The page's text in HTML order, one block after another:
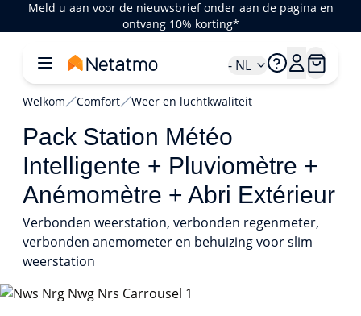
Meld u aan voor de nieuwsbrief onder aan de pagina en
ontvang 10% korting*
- NL
Welkom Comfort Weer en luchtkwaliteit
Pack Station Météo
Intelligente + Pluviomètre +
Anémomètre + Abri Extérieur
Verbonden weerstation, verbonden regenmeter,
verbonden anemometer en behuizing voor slim
weerstation